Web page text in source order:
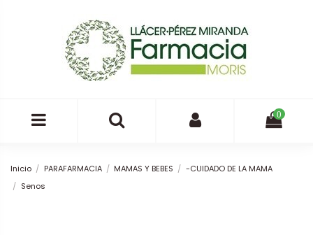
0
Inicio PARAFARMACIA MAMAS Y BEBES
-CUIDADO DE LA MAMA
Senos